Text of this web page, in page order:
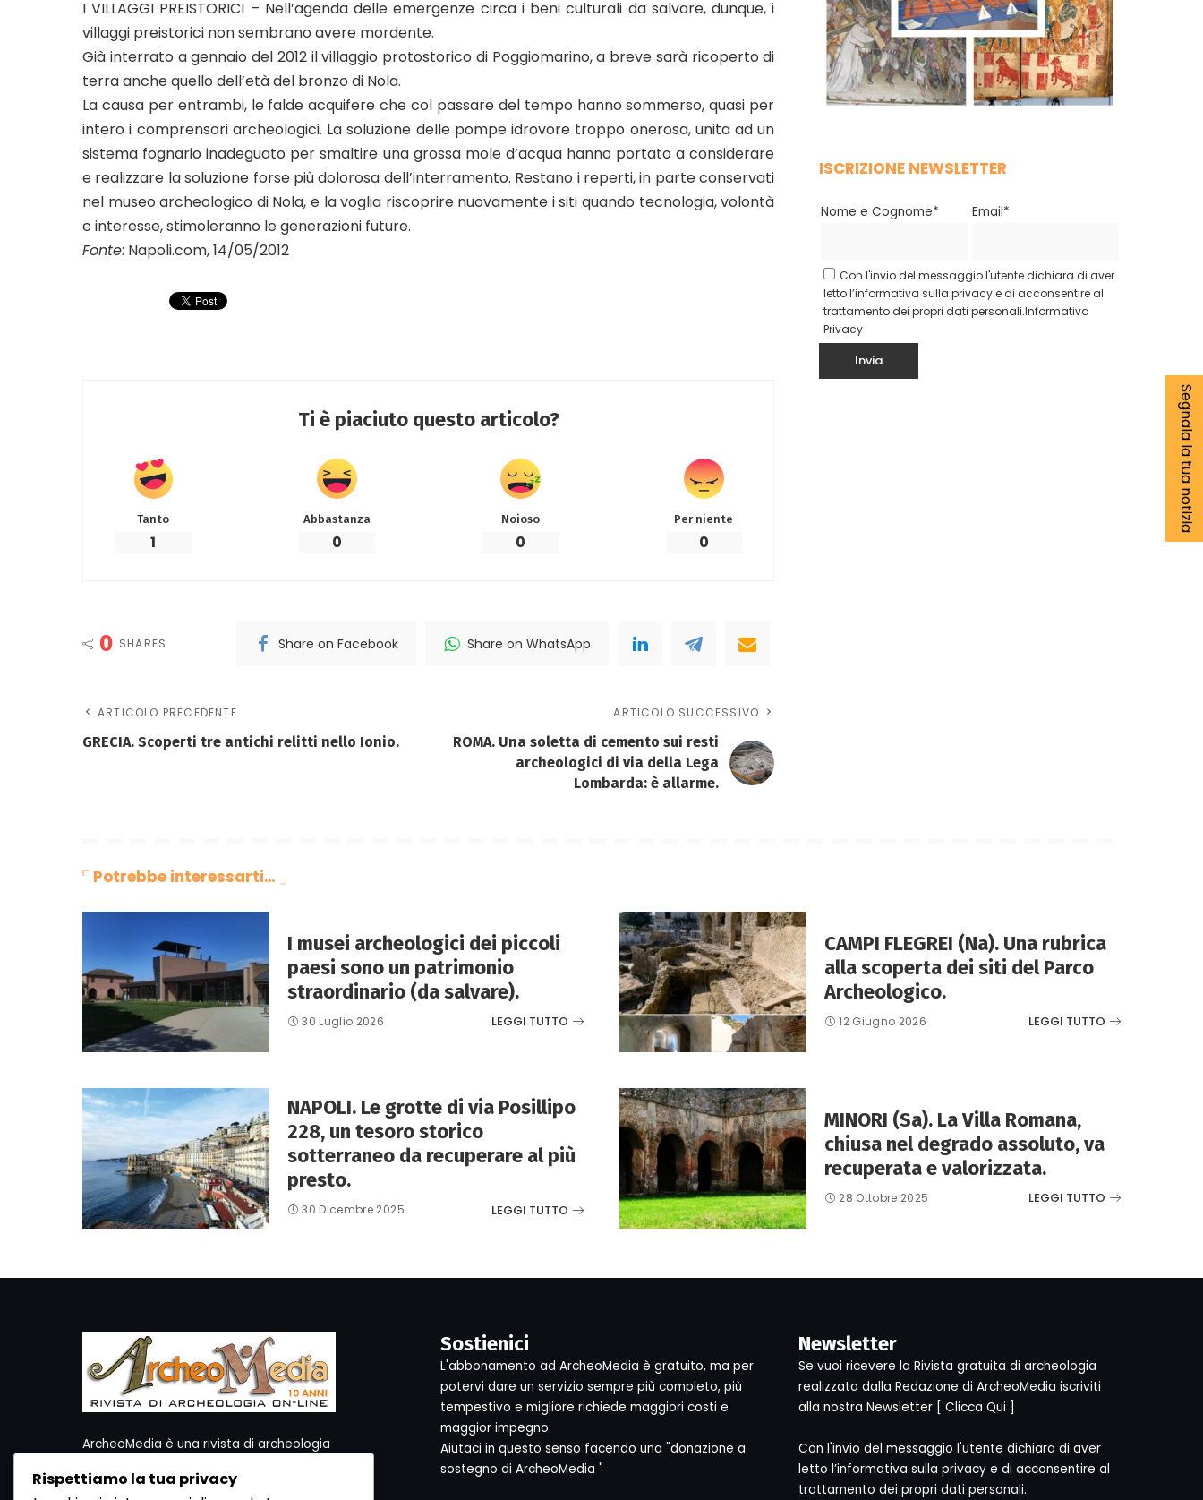
I VILLAGGI PREISTORICI – Nell’agenda delle emergenze circa i beni culturali da salvare, dunque, i
villaggi preistorici non sembrano avere mordente.
Già interrato a gennaio del 2012 il villaggio protostorico di Poggiomarino, a breve sarà ricoperto di
terra anche quello dell’età del bronzo di Nola.
La causa per entrambi, le falde acquifere che col passare del tempo hanno sommerso, quasi per
intero i comprensori archeologici. La soluzione delle pompe idrovore troppo onerosa, unita ad un
sistema fognario inadeguato per smaltire una grossa mole d’acqua hanno portato a considerare
e realizzare la soluzione forse più dolorosa dell’interramento. Restano i reperti, in parte conservati
nel museo archeologico di Nola, e la voglia riscoprire nuovamente i siti quando tecnologia, volontà
e interesse, stimoleranno le generazioni future.
Fonte: Napoli.com, 14/05/2012
Ti è piaciuto questo articolo?
Tanto
1
Abbastanza
0
Noioso
0
Per niente
0
0 SHARES Share on Facebook Share on WhatsApp
ARTICOLO PRECEDENTE
GRECIA. Scoperti tre antichi relitti nello Ionio.
ARTICOLO SUCCESSIVO
ROMA. Una soletta di cemento sui resti
archeologici di via della Lega
Lombarda: è allarme.
ISCRIZIONE NEWSLETTER
Nome e Cognome* Email*
Con l'invio del messaggio l'utente dichiara di aver
letto l’informativa sulla privacy e di acconsentire al
trattamento dei propri dati personali.Informativa
Privacy
Potrebbe interessarti…
I musei archeologici dei piccoli
paesi sono un patrimonio
straordinario (da salvare).
30 Luglio 2026 LEGGI TUTTO
CAMPI FLEGREI (Na). Una rubrica
alla scoperta dei siti del Parco
Archeologico.
12 Giugno 2026 LEGGI TUTTO
NAPOLI. Le grotte di via Posillipo
228, un tesoro storico
sotterraneo da recuperare al più
presto.
30 Dicembre 2025 LEGGI TUTTO
MINORI (Sa). La Villa Romana,
chiusa nel degrado assoluto, va
recuperata e valorizzata.
28 Ottobre 2025 LEGGI TUTTO
Segnala la tua notizia
ArcheoMedia è una rivista di archeologia
Per contattare la Redazione potete utilizzare i
Sostienici
L'abbonamento ad ArcheoMedia è gratuito, ma per
potervi dare un servizio sempre più completo, più
tempestivo e migliore richiede maggiori costi e
maggior impegno.
Aiutaci in questo senso facendo una "donazione a
sostegno di ArcheoMedia "
Newsletter
Se vuoi ricevere la Rivista gratuita di archeologia
realizzata dalla Redazione di ArcheoMedia iscriviti
alla nostra Newsletter [ Clicca Qui ]
Con l'invio del messaggio l'utente dichiara di aver
letto l’informativa sulla privacy e di acconsentire al
trattamento dei propri dati personali.
Rispettiamo la tua privacy